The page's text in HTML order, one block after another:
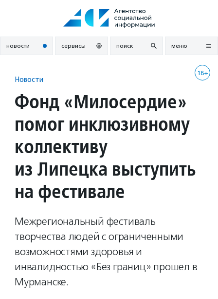
новости сервисы поиск меню
18+
Новости
Фонд «Милосердие»
помог инклюзивному
коллективу
из Липецка выступить
на фестивале
Межрегиональный фестиваль
творчества людей с ограниченными
возможностями здоровья и
инвалидностью «Без границ» прошел в
Мурманске.